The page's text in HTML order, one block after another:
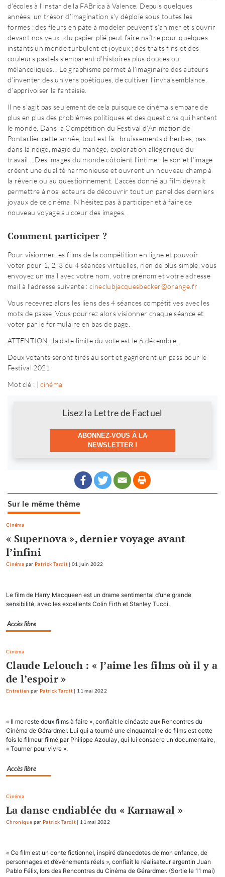
d’écoles à l’instar de la FABrica à Valence. Depuis quelques
années, un trésor d’imagination s’y déploie sous toutes les
formes : des fleurs en pâte à modeler peuvent s’animer et s’ouvrir
devant nos yeux ; du papier plié peut faire naître pour quelques
instants un monde turbulent et joyeux ; des traits fins et des
couleurs pastels s’emparent d’histoires plus douces ou
mélancoliques… Le graphisme permet à l’imaginaire des auteurs
d’inventer des univers poétiques, de cultiver l’invraisemblance,
d’apprivoiser la fantaisie.
Il ne s’agit pas seulement de cela puisque ce cinéma s’empare de
plus en plus des problèmes politiques et des questions qui hantent
le monde. Dans la Compétition du Festival d’Animation de
Pontarlier cette année, tout est là : bruissements d’herbes, pas
dans la neige, magie du manège, exploration allégorique du
travail… Des images du monde côtoient l’intime ; le son et l’image
créent une dualité harmonieuse et ouvrent un nouveau champ à
la rêverie ou au questionnement. L’accès donné au film devrait
permettre à nos lecteurs de découvrir tout un panel des derniers
joyaux de ce cinéma. N’hésitez pas à participer et à faire ce
nouveau voyage au cœur des images.
Comment participer ?
Pour visionner les films de la compétition en ligne et pouvoir
voter pour 1, 2, 3 ou 4 séances virtuelles, rien de plus simple, vous
envoyez un mail avec votre nom, votre prénom et votre adresse
mail à l’adresse suivante :cineclubjacquesbecker@orange.fr
Vous recevrez alors les liens des 4 séances compétitives avec les
mots de passe. Vous pourrez alors visionner chaque séance et
voter par le formulaire en bas de page.
ATTENTION : la date limite du vote est le 6 décembre.
Deux votants seront tirés au sort et gagneront un pass pour le
Festival 2021.
Mot clé : |cinéma
Lisez la Lettre de Factuel
ABONNEZ-VOUS À LA
NEWSLETTER !
Sur le même thème
Cinéma
« Supernova », dernier voyage avant
l’infini
Cinéma par Patrick Tardit |01 juin 2022
Le film de Harry Macqueen est un drame sentimental d’une grande
sensibilité, avec les excellents Colin Firth et Stanley Tucci.
Accès libre
Cinéma
Claude Lelouch : « J’aime les films où il y a
de l’espoir »
Entretien par Patrick Tardit | 11 mai 2022
« Il me reste deux films à faire », confiait le cinéaste aux Rencontres du
Cinéma de Gérardmer. Lui qui a tourné une cinquantaine de films est cette
fois le filmeur filmé par Philippe Azoulay, qui lui consacre un documentaire,
« Tourner pour vivre ».
Accès libre
Cinéma
La danse endiablée du « Karnawal »
Chronique par Patrick Tardit | 11 mai 2022
« Ce film est un conte fictionnel, inspiré d’anecdotes de mon enfance, de
personnages et d’événements réels », confiait le réalisateur argentin Juan
Pablo Félix, lors des Rencontres du Cinéma de Gérardmer. (Sortie le 11 mai)